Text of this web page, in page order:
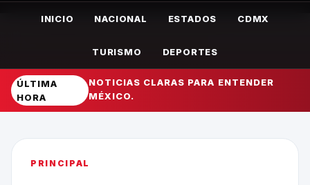
INICIO NACIONAL ESTADOS CDMX
TURISMO DEPORTES
ÚLTIMA
HORA
NOTICIAS CLARAS PARA ENTENDER
MÉXICO.
PRINCIPAL